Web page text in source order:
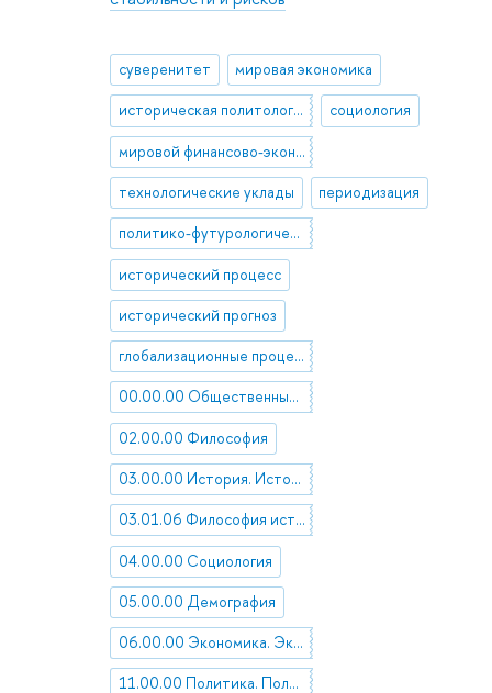
суверенитет мировая экономика
историческая политология социология
мировой финансово-экономический кризис
технологические уклады периодизация
политико-футурологические исследования
исторический процесс
исторический прогноз
глобализационные процессы
00.00.00 Общественные науки в целом
02.00.00 Философия
03.00.00 История. Исторические науки
03.01.06 Философия истории
04.00.00 Социология
05.00.00 Демография
06.00.00 Экономика. Экономические науки
11.00.00 Политика. Политические науки